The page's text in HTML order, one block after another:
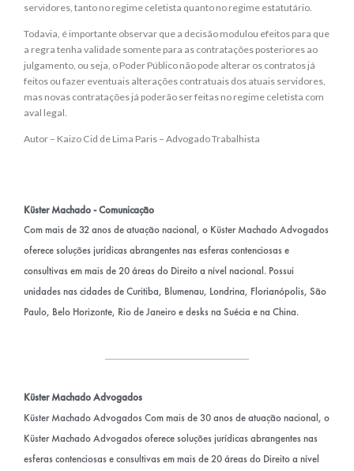
servidores, tanto no regime celetista quanto no regime estatutário.
Todavia, é importante observar que a decisão modulou efeitos para que
a regra tenha validade somente para as contratações posteriores ao
julgamento, ou seja, o Poder Público não pode alterar os contratos já
feitos ou fazer eventuais alterações contratuais dos atuais servidores,
mas novas contratações já poderão ser feitas no regime celetista com
aval legal.
Autor – Kaizo Cid de Lima Paris – Advogado Trabalhista
Küster Machado - Comunicação
Com mais de 32 anos de atuação nacional, o Küster Machado Advogados
oferece soluções jurídicas abrangentes nas esferas contenciosas e
consultivas em mais de 20 áreas do Direito a nível nacional. Possui
unidades nas cidades de Curitiba, Blumenau, Londrina, Florianópolis, São
Paulo, Belo Horizonte, Rio de Janeiro e desks na Suécia e na China.
Küster Machado Advogados
Küster Machado Advogados Com mais de 30 anos de atuação nacional, o
Küster Machado Advogados oferece soluções jurídicas abrangentes nas
esferas contenciosas e consultivas em mais de 20 áreas do Direito a nível